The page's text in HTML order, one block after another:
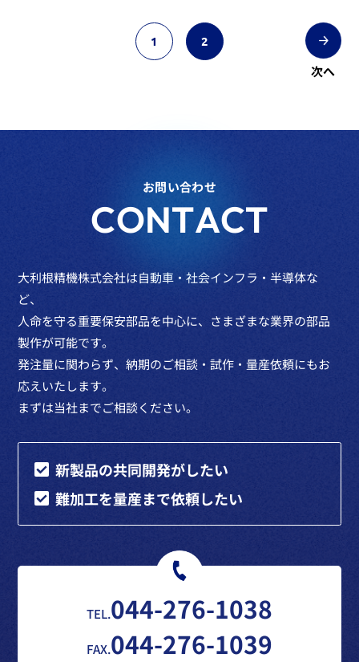
1 2
次へ
お問い合わせ
CONTACT
大利根精機株式会社は自動車・社会インフラ・半導体な
ど、
人命を守る重要保安部品を中心に、さまざまな業界の部品
製作が可能です。
発注量に関わらず、納期のご相談・試作・量産依頼にもお
応えいたします。
まずは当社までご相談ください。
新製品の共同開発がしたい
難加工を量産まで依頼したい
TEL.044-276-1038
FAX.044-276-1039